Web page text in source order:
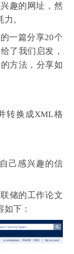
趣的网址，然
。
一篇分享20个
给了我们启发，
方法，分享如
转换成XML格
己感兴趣的信
储的工作论文
下：